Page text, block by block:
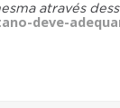
através
deve-